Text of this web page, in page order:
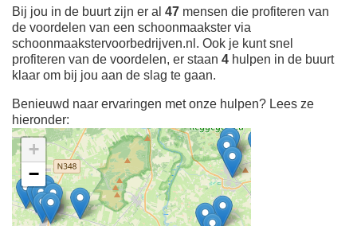
Bij jou in de buurt zijn er al 47 mensen die profiteren van
de voordelen van een schoonmaakster via
schoonmaakstervoorbedrijven.nl. Ook je kunt snel
profiteren van de voordelen, er staan 4 hulpen in de buurt
klaar om bij jou aan de slag te gaan.
Benieuwd naar ervaringen met onze hulpen? Lees ze
hieronder:
Ontdek meer ervaringen
Schoonmaakster bij
jou in de buurt
+
−